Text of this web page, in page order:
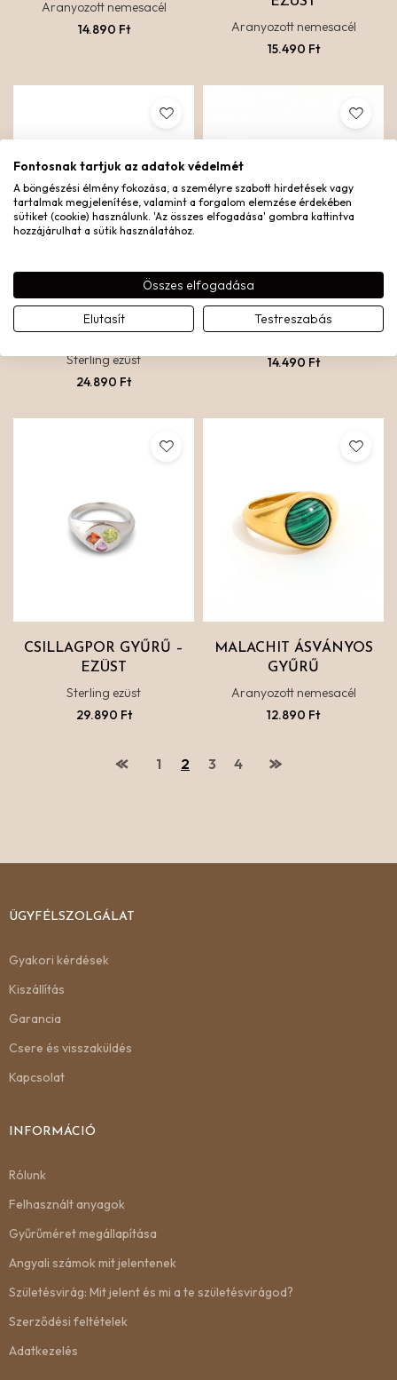
Aranyozott nemesacél
14.890 Ft
Aranyozott nemesacél
15.490 Ft
PISZTÁCIA GYŰRŰ –
EZÜST
Sterling ezüst
24.890 Ft
BE MINE GYŰRŰ
14.490 Ft
CSILLAGPOR GYŰRŰ –
EZÜST
Sterling ezüst
29.890 Ft
MALACHIT ÁSVÁNYOS
GYŰRŰ
Aranyozott nemesacél
12.890 Ft
1 2 3 4
ÜGYFÉLSZOLGÁLAT
Gyakori kérdések
Kiszállítás
Garancia
Csere és visszaküldés
Kapcsolat
INFORMÁCIÓ
Rólunk
Felhasznált anyagok
Gyűrűméret megállapítása
Angyali számok mit jelentenek
Születésvirág: Mit jelent és mi a te születésvirágod?
Szerződési feltételek
Adatkezelés
Fontosnak tartjuk az adatok védelmét
A böngészési élmény fokozása, a személyre szabott hirdetések vagy
tartalmak megjelenítése, valamint a forgalom elemzése érdekében
sütiket (cookie) használunk. 'Az összes elfogadása' gombra kattintva
hozzájárulhat a sütik használatához.
Összes elfogadása
Elutasít Testreszabás